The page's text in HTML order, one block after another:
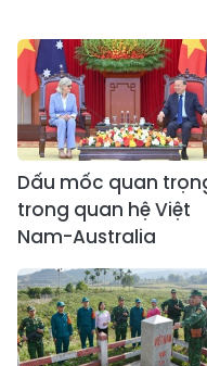
Dấu mốc quan
trong quan hệ Việt
Nam-Australia